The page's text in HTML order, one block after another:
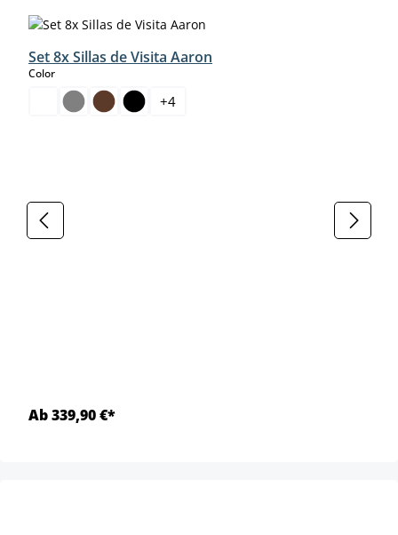
Set 8x Sillas de Visita Aaron
Colorselect
+4
Ab 339,90 €*